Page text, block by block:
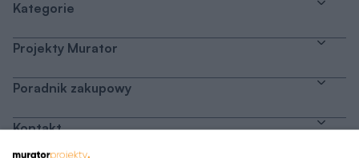
Kategorie
Projekty Murator
Poradnik zakupowy
Kontakt